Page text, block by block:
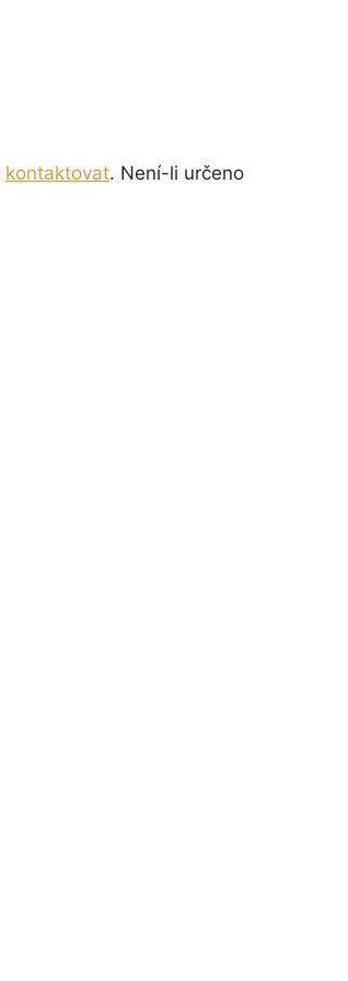
kontaktovat. Není-li určeno